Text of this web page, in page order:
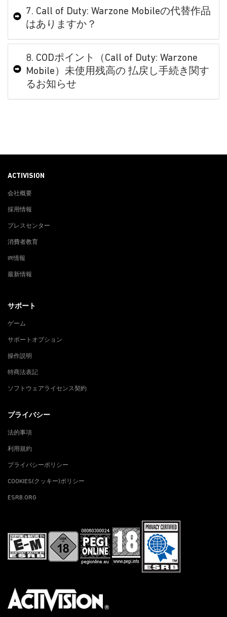
7. Call of Duty: Warzone Mobileの代替作品
はありますか？
8. CODポイント（Call of Duty: Warzone
Mobile）未使用残高の 払戻し手続き関す
るお知らせ
ACTIVISION
会社概要
採用情報
プレスセンター
消費者教育
IR情報
最新情報
サポート
ゲーム
サポートオプション
操作説明
特商法表記
ソフトウェアライセンス契約
プライバシー
法的事項
利用規約
プライバシーポリシー
COOKIES(クッキー)ポリシー
ESRB.ORG